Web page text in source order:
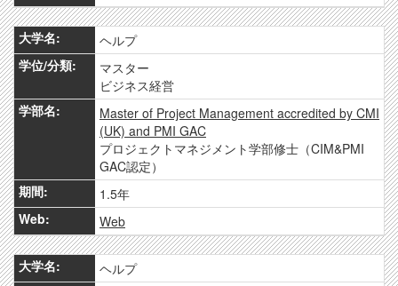
ヘルプ
マスター
ビジネス経営
Master of Project Management accredited by CMI
(UK) and PMI GAC
プロジェクトマネジメント学部修士（CIM&PMI
GAC認定）
1.5年
Web
ヘルプ